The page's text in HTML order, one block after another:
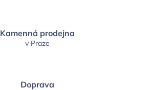
Kamenná prodejna
v Praze
Doprava